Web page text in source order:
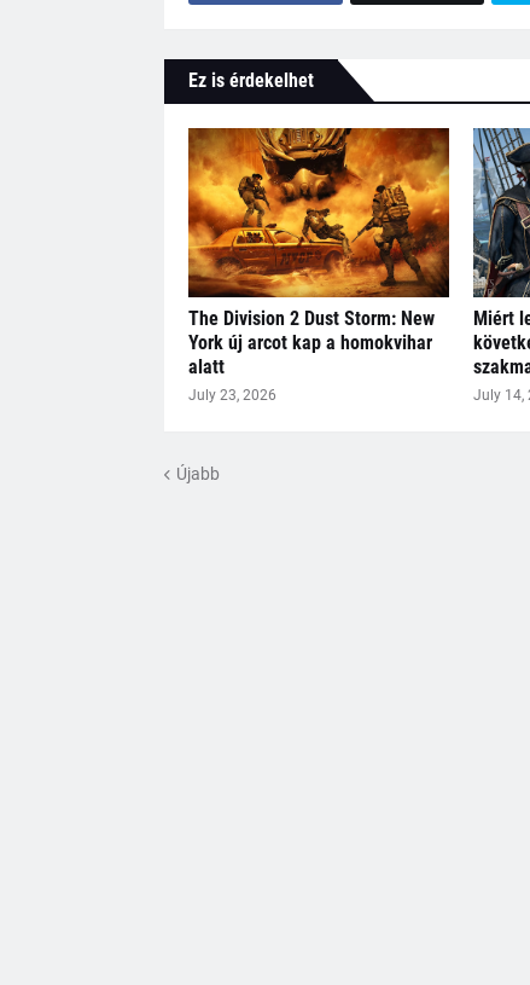
Ez is érdekelhet
The Division 2 Dust Storm: New
York új arcot kap a homokvihar
alatt
July 23, 2026
Miért
July 14,
Újabb